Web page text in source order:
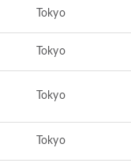
Tokyo
Tokyo
Tokyo
Tokyo